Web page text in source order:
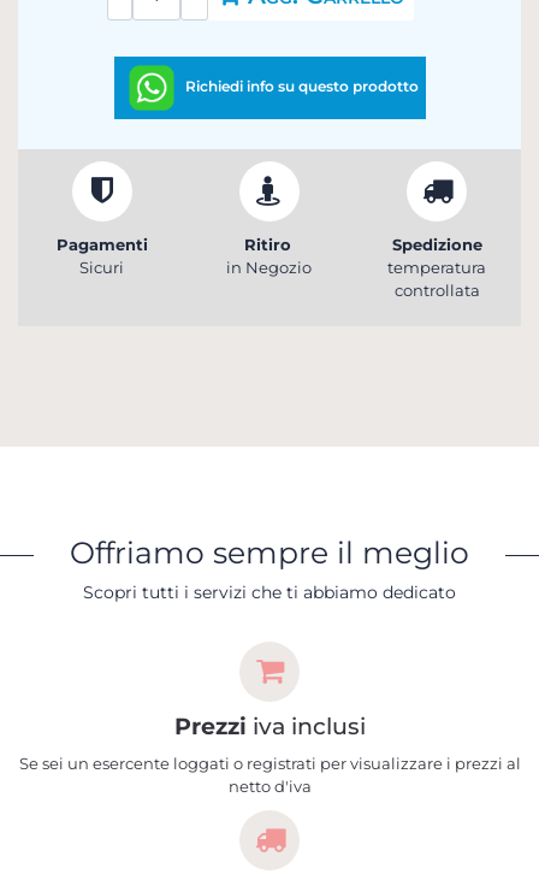
Richiedi info su questo prodotto
Pagamenti
Sicuri
Ritiro
in Negozio
Spedizione
temperatura
controllata
Offriamo sempre il meglio
Scopri tutti i servizi che ti abbiamo dedicato
Prezzi iva inclusi
Se sei un esercente loggati o registrati per visualizzare i prezzi al
netto d'iva